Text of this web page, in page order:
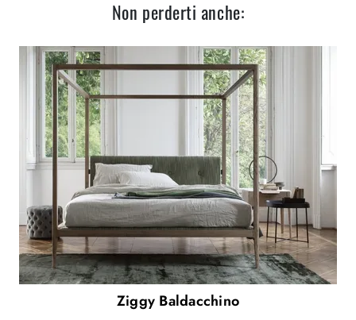
Non perderti anche:
Ziggy Baldacchino